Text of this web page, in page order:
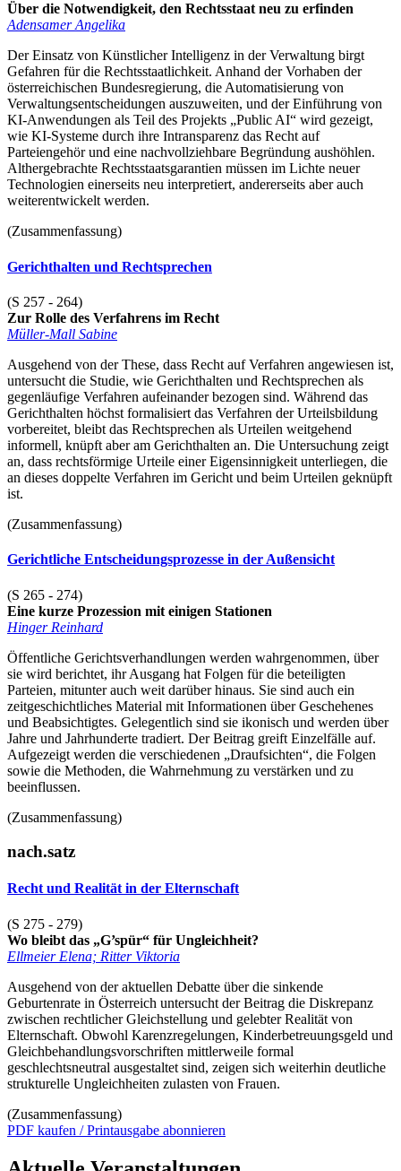
Über die Notwendigkeit, den Rechtsstaat neu zu erfinden
Adensamer Angelika
Der Einsatz von Künstlicher Intelligenz in der Verwaltung birgt
Gefahren für die Rechtsstaatlichkeit. Anhand der Vorhaben der
österreichischen Bundesregierung, die Automatisierung von
Verwaltungsentscheidungen auszuweiten, und der Einführung von
KI-Anwendungen als Teil des Projekts „Public AI“ wird gezeigt,
wie KI-Systeme durch ihre Intransparenz das Recht auf
Parteiengehör und eine nachvollziehbare Begründung aushöhlen.
Althergebrachte Rechtsstaatsgarantien müssen im Lichte neuer
Technologien einerseits neu interpretiert, andererseits aber auch
weiterentwickelt werden.
(Zusammenfassung)
Gerichthalten und Rechtsprechen
(S 257 - 264)
Zur Rolle des Verfahrens im Recht
Müller-Mall Sabine
Ausgehend von der These, dass Recht auf Verfahren angewiesen ist,
untersucht die Studie, wie Gerichthalten und Rechtsprechen als
gegenläufige Verfahren aufeinander bezogen sind. Während das
Gerichthalten höchst formalisiert das Verfahren der Urteilsbildung
vorbereitet, bleibt das Rechtsprechen als Urteilen weitgehend
informell, knüpft aber am Gerichthalten an. Die Untersuchung zeigt
an, dass rechtsförmige Urteile einer Eigensinnigkeit unterliegen, die
an dieses doppelte Verfahren im Gericht und beim Urteilen geknüpft
ist.
(Zusammenfassung)
Gerichtliche Entscheidungsprozesse in der Außensicht
(S 265 - 274)
Eine kurze Prozession mit einigen Stationen
Hinger Reinhard
Öffentliche Gerichtsverhandlungen werden wahrgenommen, über
sie wird berichtet, ihr Ausgang hat Folgen für die beteiligten
Parteien, mitunter auch weit darüber hinaus. Sie sind auch ein
zeitgeschichtliches Material mit Informationen über Geschehenes
und Beabsichtigtes. Gelegentlich sind sie ikonisch und werden über
Jahre und Jahrhunderte tradiert. Der Beitrag greift Einzelfälle auf.
Aufgezeigt werden die verschiedenen „Draufsichten“, die Folgen
sowie die Methoden, die Wahrnehmung zu verstärken und zu
beeinflussen.
(Zusammenfassung)
nach.satz
Recht und Realität in der Elternschaft
(S 275 - 279)
Wo bleibt das „G’spür“ für Ungleichheit?
Ellmeier Elena; Ritter Viktoria
Ausgehend von der aktuellen Debatte über die sinkende
Geburtenrate in Österreich untersucht der Beitrag die Diskrepanz
zwischen rechtlicher Gleichstellung und gelebter Realität von
Elternschaft. Obwohl Karenzregelungen, Kinderbetreuungsgeld und
Gleichbehandlungsvorschriften mittlerweile formal
geschlechtsneutral ausgestaltet sind, zeigen sich weiterhin deutliche
strukturelle Ungleichheiten zulasten von Frauen.
(Zusammenfassung)
PDF kaufen / Printausgabe abonnieren